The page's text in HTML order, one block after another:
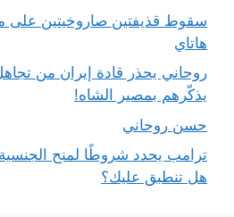
سقوط قذيفتين صاروخيتين على
هاتاي
روحاني يحذر قادة إيران من
يذكّرهم بمصير الشاه!
حسن روحاني
ترامب يحدد شروطًا لمنح الجنسية
هل تنطبق عليك؟